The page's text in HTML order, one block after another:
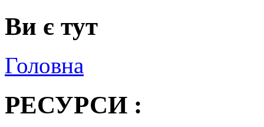
Ви є тут
Головна
РЕСУРСИ :